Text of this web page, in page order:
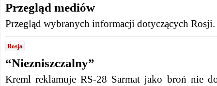
Przegląd mediów
Przegląd wybranych informacji dotyczących Rosji.
Rosja
“Niezniszczalny”
Kreml reklamuje RS-28 Sarmat jako broń nie